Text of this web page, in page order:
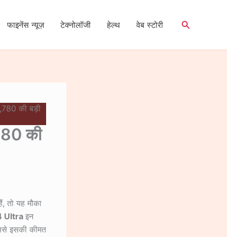
फाइनेंस न्यूज़ टेक्नोलॉजी हेल्थ वेब स्टोरी Search
की बड़ी
की
तो यह मौका
Ultra इन
इसकी कीमत